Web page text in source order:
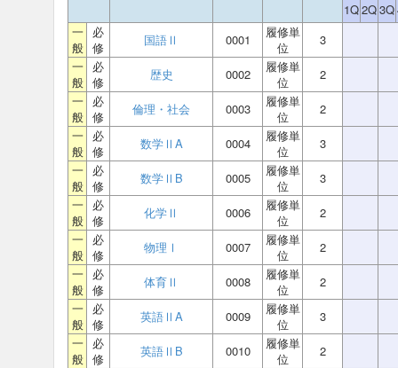
1Q2Q3Q
一
般
必
修
国語Ⅱ 0001
履修単
位
3
一
般
必
修
歴史 0002
履修単
位
2
一
般
必
修
倫理・社会 0003
履修単
位
2
一
般
必
修
数学ⅡA 0004
履修単
位
3
一
般
必
修
数学ⅡB 0005
履修単
位
3
一
般
必
修
化学Ⅱ 0006
履修単
位
2
一
般
必
修
物理Ⅰ 0007
履修単
位
2
一
般
必
修
体育Ⅱ 0008
履修単
位
2
一
般
必
修
英語ⅡA 0009
履修単
位
3
一
般
必
修
英語ⅡB 0010
履修単
位
2